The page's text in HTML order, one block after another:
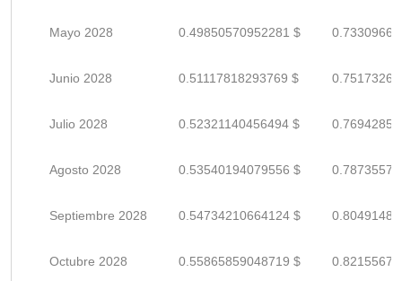
Mayo 2028 0.49850570952281 $
Junio 2028 0.51117818293769 $
Julio 2028 0.52321140456494 $
Agosto 2028 0.53540194079556 $
Septiembre 2028 0.54734210664124 $
Octubre 2028 0.55865859048719 $